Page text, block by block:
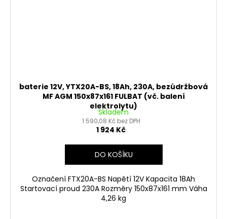
baterie 12V, YTX20A-BS, 18Ah, 230A, bezúdržbová
MF AGM 150x87x161 FULBAT (vč. balení
elektrolytu)
Skladem
1 590,08 Kč bez DPH
1 924 Kč
DO KOŠÍKU
Označení FTX20A-BS Napětí 12V Kapacita 18Ah
Startovací proud 230A Rozměry 150x87x161 mm Váha
4,26 kg